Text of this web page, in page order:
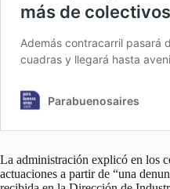
La administración explicó en los
actuaciones a partir de “una